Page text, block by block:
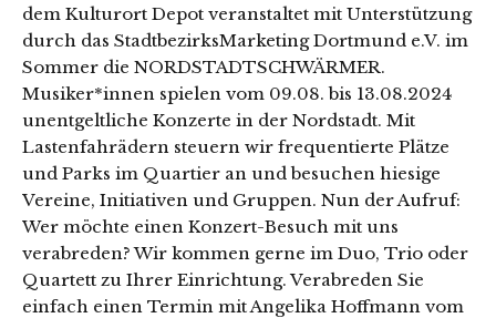
dem Kulturort Depot veranstaltet mit Unterstützung
durch das StadtbezirksMarketing Dortmund e.V. im
Sommer die NORDSTADTSCHWÄRMER.
Musiker*innen spielen vom 09.08. bis 13.08.2024
unentgeltliche Konzerte in der Nordstadt. Mit
Lastenfahrädern steuern wir frequentierte Plätze
und Parks im Quartier an und besuchen hiesige
Vereine, Initiativen und Gruppen. Nun der Aufruf:
Wer möchte einen Konzert-Besuch mit uns
verabreden? Wir kommen gerne im Duo, Trio oder
Quartett zu Ihrer Einrichtung. Verabreden Sie
einfach einen Termin mit Angelika Hoffmann vom